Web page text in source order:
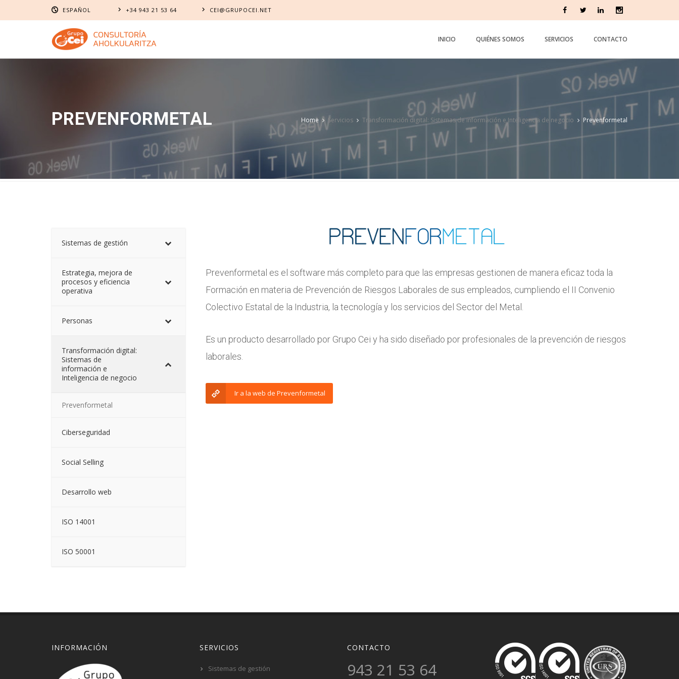
ESPAÑOL
EUSKARA
ESPAÑOL
+34 943 21 53 64 CEI@GRUPOCEI.NET
INICIO QUIÉNES SOMOS SERVICIOS CONTACTO
PREVENFORMETAL Home Servicios Transformación digital: Sistemas de información e Inteligencia de negocio Prevenformetal
Prevenformetal es el software más completo para que las empresas gestionen de manera eficaz toda la
Formación en materia de Prevención de Riesgos Laborales de sus empleados, cumpliendo el II Convenio
Colectivo Estatal de la Industria, la tecnología y los servicios del Sector del Metal.
Es un producto desarrollado por Grupo Cei y ha sido diseñado por profesionales de la prevención de riesgos
laborales.
Ir a la web de Prevenformetal
Sistemas de gestión
Estrategia, mejora de
procesos y eficiencia
operativa
Personas
Transformación digital:
Sistemas de
información e
Inteligencia de negocio
Prevenformetal
Ciberseguridad
Social Selling
Desarrollo web
ISO 14001
ISO 50001
INFORMACIÓN SERVICIOS
Sistemas de gestión
CONTACTO
943 21 53 64